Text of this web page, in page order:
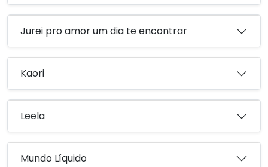
Jurei pro amor um dia te encontrar
Kaori
Leela
Mundo Líquido